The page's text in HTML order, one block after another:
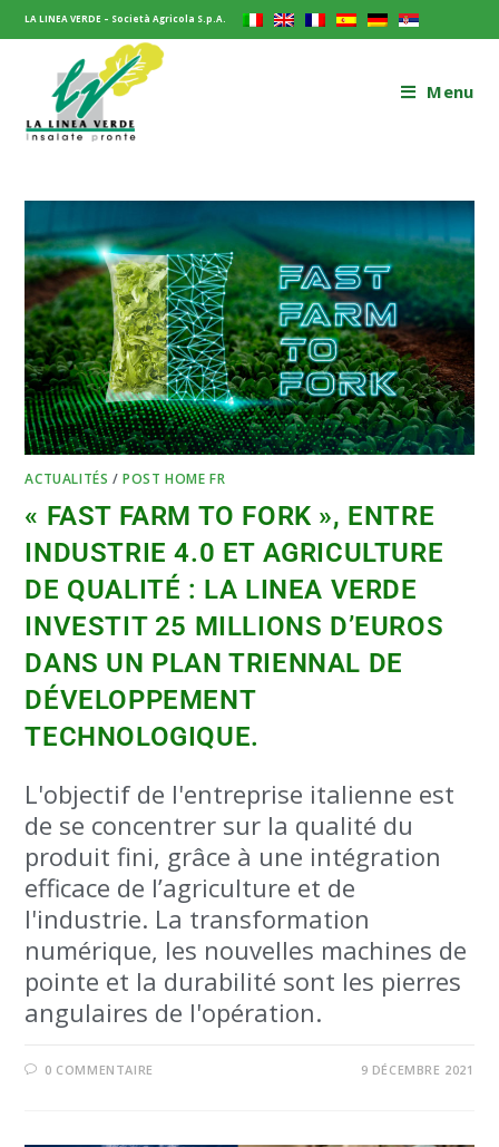
LA LINEA VERDE – Società Agricola S.p.A.
Menu
ACTUALITÉS /POST HOME FR
« FAST FARM TO FORK », ENTRE
INDUSTRIE 4.0 ET AGRICULTURE
DE QUALITÉ : LA LINEA VERDE
INVESTIT 25 MILLIONS D’EUROS
DANS UN PLAN TRIENNAL DE
DÉVELOPPEMENT
TECHNOLOGIQUE.
L'objectif de l'entreprise italienne est
de se concentrer sur la qualité du
produit fini, grâce à une intégration
efficace de l’agriculture et de
l'industrie. La transformation
numérique, les nouvelles machines de
pointe et la durabilité sont les pierres
angulaires de l'opération.
0 COMMENTAIRE 9 DÉCEMBRE 2021